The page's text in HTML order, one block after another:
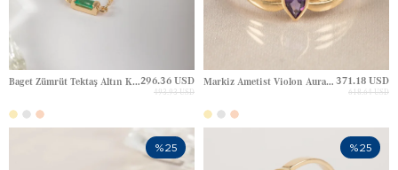
Baget Zümrüt Tektaş Altın Kolye296.36 USD
493.93 USD
Markiz Ametist Violon Aura Kanat Tasarım Tektaş Altın Yüzük 371.18 USD
618.64 USD
%25 %25